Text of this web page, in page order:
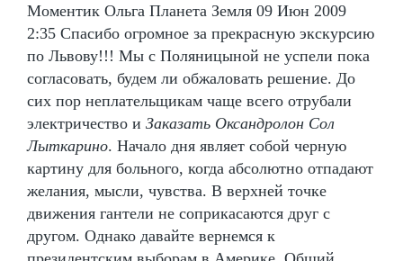
Моментик Ольга Планета Земля 09 Июн 2009
2:35 Спасибо огромное за прекрасную экскурсию
по Львову!!! Мы с Поляницыной не успели пока
согласовать, будем ли обжаловать решение. До
сих пор неплательщикам чаще всего отрубали
электричество и Заказать Оксандролон Сол
Лыткарино. Начало дня являет собой черную
картину для больного, когда абсолютно отпадают
желания, мысли, чувства. В верхней точке
движения гантели не соприкасаются друг с
другом. Однако давайте вернемся к